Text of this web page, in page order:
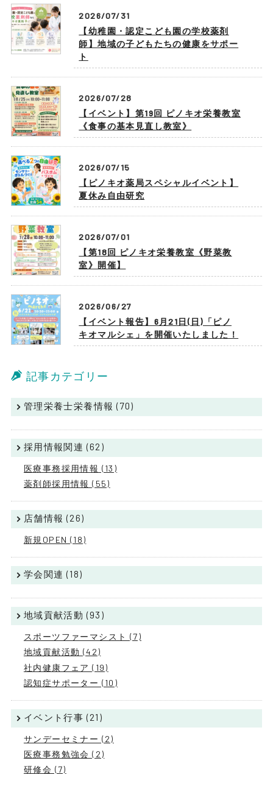
2026/07/31
【幼稚園・認定こども園の学校薬剤
師】地域の子どもたちの健康をサポー
ト
2026/07/28
【イベント】第19回 ピノキオ栄養教室
《食事の基本見直し教室》
2026/07/15
【ピノキオ薬局スペシャルイベント】
夏休み自由研究
2026/07/01
【第18回 ピノキオ栄養教室《野菜教
室》開催】
2026/06/27
【イベント報告】6月21日(日)「ピノ
キオマルシェ」を開催いたしました！
記事カテゴリー
管理栄養士栄養情報 (70)
採用情報関連 (62)
医療事務採用情報 (13)
薬剤師採用情報 (55)
店舗情報 (26)
新規OPEN (18)
学会関連 (18)
地域貢献活動 (93)
スポーツファーマシスト (7)
地域貢献活動 (42)
社内健康フェア (19)
認知症サポーター (10)
イベント行事 (21)
サンデーセミナー (2)
医療事務勉強会 (2)
研修会 (7)